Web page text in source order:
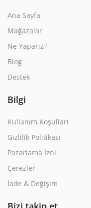
Ana Sayfa
Mağazalar
Ne Yaparız?
Blog
Destek
Bilgi
Kullanım Koşulları
Gizlilik Politikası
Pazarlama İzni
Çerezler
İade & Değişim